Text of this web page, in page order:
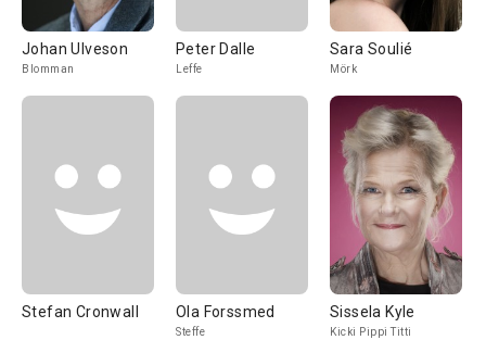
Johan Ulveson
Blomman
Peter Dalle
Leffe
Sara Soulié
Mörk
Stefan Cronwall Ola Forssmed
Steffe
Sissela Kyle
Kicki Pippi Titti